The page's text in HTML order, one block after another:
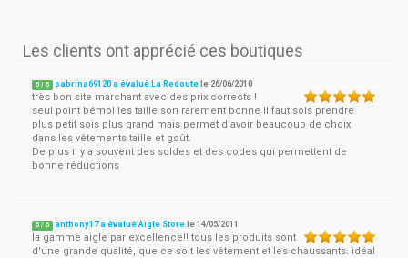
Les clients ont apprécié ces boutiques
5 / 5 sabrina69120 a évalué La Redoute le 26/06/2010
très bon site marchant avec des prix corrects !
seul point bémol les taille son rarement bonne il faut sois prendre
plus petit sois plus grand mais permet d'avoir beaucoup de choix
dans les vêtements taille et goût.
De plus il y a souvent des soldes et des codes qui permettent de
bonne réductions
5 / 5 anthony17 a évalué Aigle Store le14/05/2011
la gamme aigle par excellence!! tous les produits sont
d'une grande qualité, que ce soit les vêtement et les chaussants. idéal